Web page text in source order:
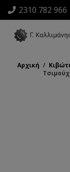
2310 782 966
Αρχική /